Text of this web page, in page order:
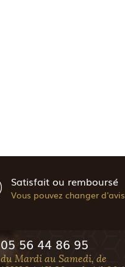
Satisfait ou remboursé
Vous pouvez changer d'avis
05 56 44 86 95
du Mardi au Samedi, de